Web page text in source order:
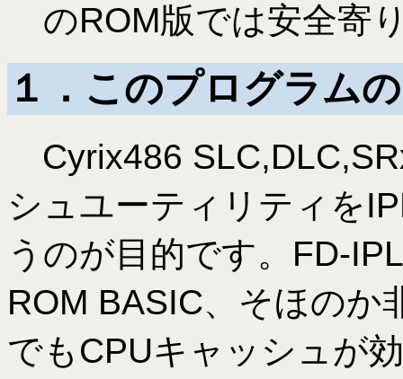
のROM版では安全寄
１．このプログラム
Cyrix486
シュユーティリティを
うのが目的です。FD-
ROM BASIC、そほのか
でもCPUキャッシュが